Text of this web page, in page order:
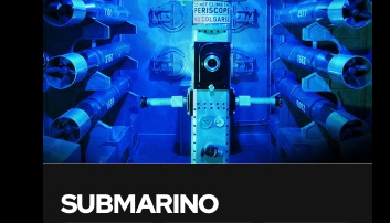
SUBMARINO